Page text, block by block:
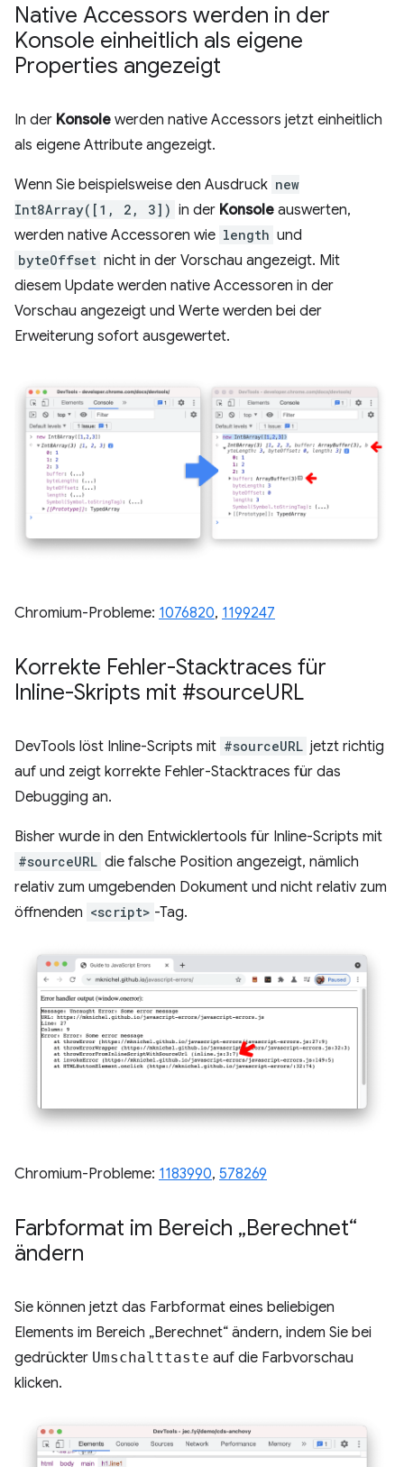
Native Accessors werden in der
Konsole einheitlich als eigene
Properties angezeigt
In der Konsole werden native Accessors jetzt einheitlich
als eigene Attribute angezeigt.
Wenn Sie beispielsweise den Ausdruck new
Int8Array([1, 2, 3]) in der Konsole auswerten,
werden native Accessoren wie length und
byteOffset nicht in der Vorschau angezeigt. Mit
diesem Update werden native Accessoren in der
Vorschau angezeigt und Werte werden bei der
Erweiterung sofort ausgewertet.
Chromium-Probleme: 1076820, ​​ 1199247
Korrekte Fehler-Stacktraces für
Inline-Skripts mit #sourceURL
DevTools löst Inline-Scripts mit #sourceURL jetzt richtig
auf und zeigt korrekte Fehler-Stacktraces für das
Debugging an.
Bisher wurde in den Entwicklertools für Inline-Scripts mit
#sourceURL die falsche Position angezeigt, nämlich
relativ zum umgebenden Dokument und nicht relativ zum
öffnenden <script> -Tag.
Chromium-Probleme: 1183990, ​​ 578269
Farbformat im Bereich „Berechnet“
ändern
Sie können jetzt das Farbformat eines beliebigen
Elements im Bereich „Berechnet“ ändern, indem Sie bei
gedrückter Umschalttaste auf die Farbvorschau
klicken.